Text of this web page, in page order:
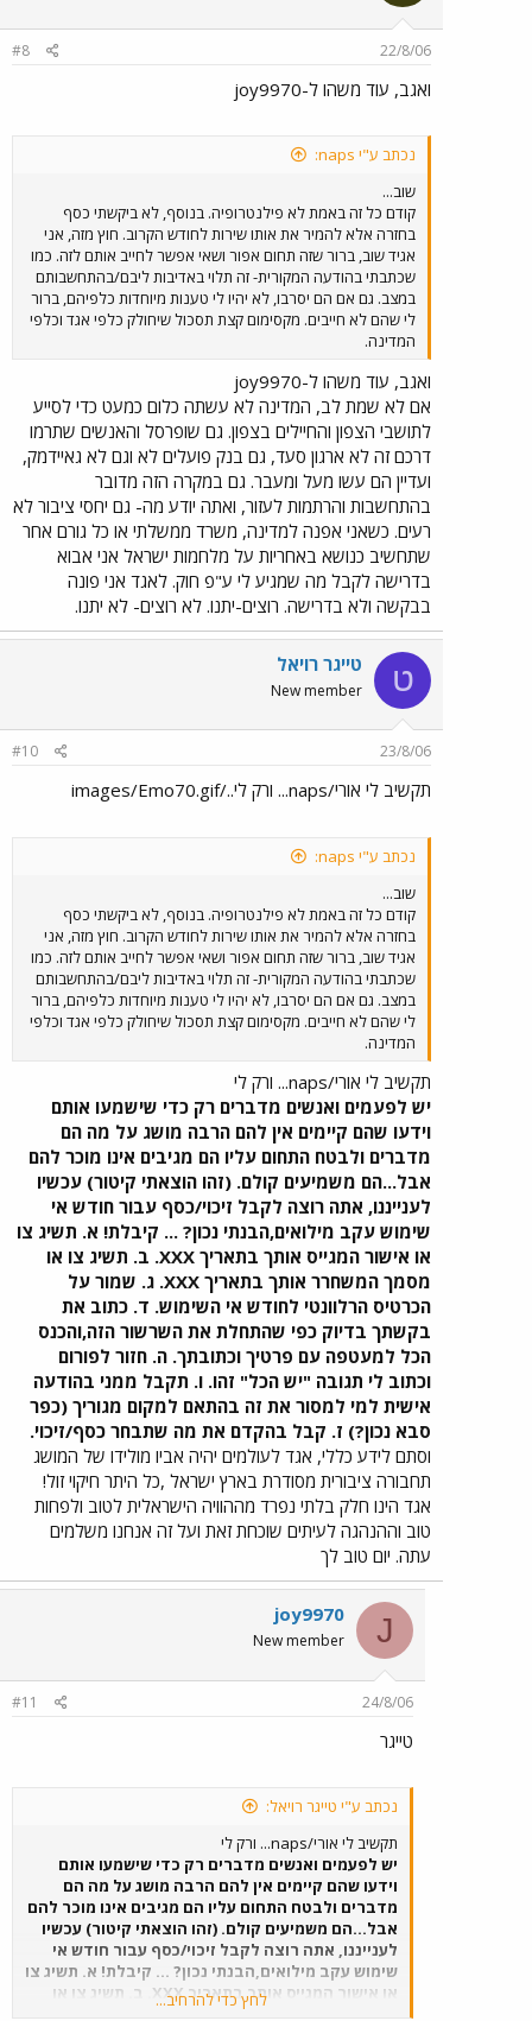
22/8/06
#8
ואגב, עוד משהו ל-joy9970
נכתב ע"י naps:
שוב...
קודם כל זה באמת לא פילנטרופיה. בנוסף, לא ביקשתי כסף
בחזרה אלא להמיר את אותו שירות לחודש הקרוב. חוץ מזה, אני
אגיד שוב, ברור שזה תחום אפור ושאי אפשר לחייב אותם לזה. כמו
שכתבתי בהודעה המקורית- זה תלוי באדיבות ליבם/בהתחשבותם
במצב. גם אם הם יסרבו, לא יהיו לי טענות מיוחדות כלפיהם, ברור
לי שהם לא חייבים. מקסימום קצת תסכול שיחולק כלפי אגד וכלפי
המדינה.
ואגב, עוד משהו ל-joy9970
אם לא שמת לב, המדינה לא עשתה כלום כמעט כדי לסייע
לתושבי הצפון והחיילים בצפון. גם שופרסל והאנשים שתרמו
דרכם זה לא ארגון סעד, גם בנק פועלים לא וגם לא גאיידמק,
ועדיין הם עשו מעל ומעבר. גם במקרה הזה מדובר
בהתחשבות והרתמות לעזור, ואתה יודע מה- גם יחסי ציבור לא
רעים. כשאני אפנה למדינה, משרד ממשלתי או כל גורם אחר
שתחשיב כנושא באחריות על מלחמות ישראל אני אבוא
בדרישה לקבל מה שמגיע לי ע"פ חוק. לאגד אני פונה
בבקשה ולא בדרישה. רוצים-יתנו. לא רוצים- לא יתנו.
ט טייגר רויאל
New member
23/8/06
#10
תקשיב לי אורי/naps... ורק לי../images/Emo70.gif
נכתב ע"י naps:
שוב...
קודם כל זה באמת לא פילנטרופיה. בנוסף, לא ביקשתי כסף
בחזרה אלא להמיר את אותו שירות לחודש הקרוב. חוץ מזה, אני
אגיד שוב, ברור שזה תחום אפור ושאי אפשר לחייב אותם לזה. כמו
שכתבתי בהודעה המקורית- זה תלוי באדיבות ליבם/בהתחשבותם
במצב. גם אם הם יסרבו, לא יהיו לי טענות מיוחדות כלפיהם, ברור
לי שהם לא חייבים. מקסימום קצת תסכול שיחולק כלפי אגד וכלפי
המדינה.
תקשיב לי אורי/naps... ורק לי
יש לפעמים ואנשים מדברים רק כדי שישמעו אותם
וידעו שהם קיימים אין להם הרבה מושג על מה הם
מדברים ולבטח התחום עליו הם מגיבים אינו מוכר להם
אבל...הם משמיעים קולם. (זהו הוצאתי קיטור) עכשיו
לענייננו, אתה רוצה לקבל זיכוי/כסף עבור חודש אי
שימוש עקב מילואים,הבנתי נכון? ... קיבלת! א. תשיג צו
או אישור המגייס אותך בתאריך XXX. ב. תשיג צו או
מסמך המשחרר אותך בתאריך XXX. ג. שמור על
הכרטיס הרלוונטי לחודש אי השימוש. ד. כתוב את
בקשתך בדיוק כפי שהתחלת את השרשור הזה,והכנס
הכל למעטפה עם פרטיך וכתובתך. ה. חזור לפורום
וכתוב לי תגובה "יש הכל" זהו. ו. תקבל ממני בהודעה
אישית למי למסור את זה בהתאם למקום מגוריך (כפר
סבא נכון?) ז. קבל בהקדם את מה שתבחר כסף/זיכוי.
וסתם לידע כללי, אגד לעולמים יהיה אביו מולידו של המושג
תחבורה ציבורית מסודרת בארץ ישראל ,כל היתר חיקוי זול!
אגד הינו חלק בלתי נפרד מההוויה הישראלית לטוב ולפחות
טוב וההנהגה לעיתים שוכחת זאת ועל זה אנחנו משלמים
עתה. יום טוב לך
J
joy9970
New member
24/8/06
#11
טייגר
נכתב ע"י טייגר רויאל:
תקשיב לי אורי/naps... ורק לי
יש לפעמים ואנשים מדברים רק כדי שישמעו אותם
וידעו שהם קיימים אין להם הרבה מושג על מה הם
מדברים ולבטח התחום עליו הם מגיבים אינו מוכר להם
אבל...הם משמיעים קולם. (זהו הוצאתי קיטור) עכשיו
לענייננו, אתה רוצה לקבל זיכוי/כסף עבור חודש אי
שימוש עקב מילואים,הבנתי נכון? ... קיבלת! א. תשיג צו
או אישור המגייס אותך בתאריך XXX. ב. תשיג צו או
לחץ כדי להרחיב...